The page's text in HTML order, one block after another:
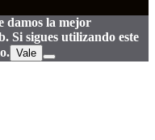
damos la mejor
Si sigues utilizando este
Vale